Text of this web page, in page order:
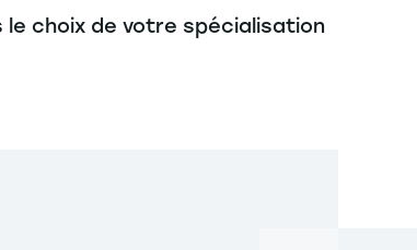
choix de votre spécialisation